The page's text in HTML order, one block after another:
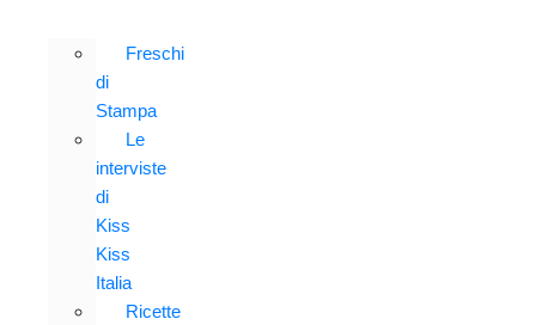
Freschi
di
Stampa
Le
interviste
di
Kiss
Kiss
Italia
Ricette